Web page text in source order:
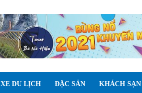
XE DU LỊCH ĐẶC SẢN KHÁCH SẠN